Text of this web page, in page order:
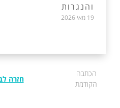
והנגרות
19 מאי 2026
הכתבה
הקודמת
חזרה